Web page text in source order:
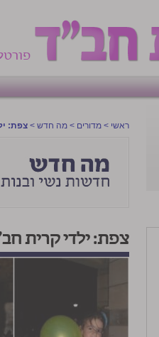
ראשי > מדורים > מה חדש > צפת:
צפת: ילדי קרית